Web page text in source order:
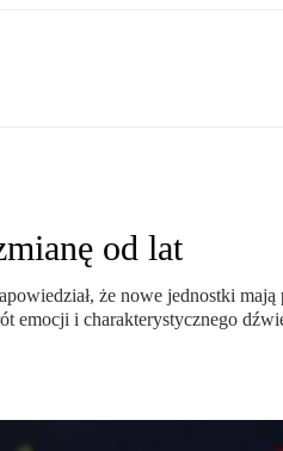
od lat
że nowe jednostki
emocji i charakterystycznego